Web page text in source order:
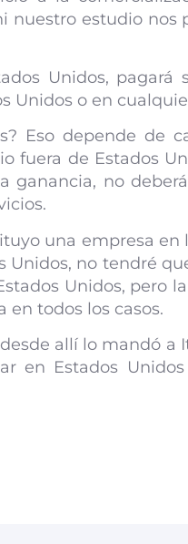
nuestro estudio
Unidos,
Unidos o en
Eso depende de
fuera de Estados
no
una empresa
no tendré
Unidos, pero
en todos los casos.
allí lo mandó
en Estados